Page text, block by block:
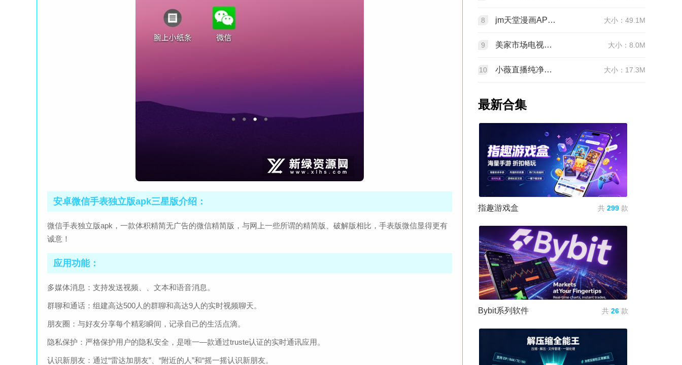
安卓微信手表独立版apk三星版介绍：
微信手表独立版apk，一款体积精简无广告的微信精简版，与网上一些所谓的精简版、破解版相比，手表版微信显得更有
诚意！
应用功能：
多媒体消息：支持发送视频、、文本和语音消息。
群聊和通话：组建高达500人的群聊和高达9人的实时视频聊天。
朋友圈：与好友分享每个精彩瞬间，记录自己的生活点滴。
隐私保护：严格保护用户的隐私安全，是唯一—款通过truste认证的实时通讯应用。
认识新朋友：通过“雷达加朋友”、“附近的人”和“摇一摇认识新朋友。
8 jm天堂漫画APP安装包v2.0.29安卓最新版 大小：49.1M
9 美家市场电视版安装包v3.3.1安卓TV版 大小：8.0M
10 小薇直播纯净版tv版安装包v2.7.0.6足道纯净版 大小：17.3M
最新合集
指趣游戏盒 共 299 款
Bybit系列软件 共 26 款